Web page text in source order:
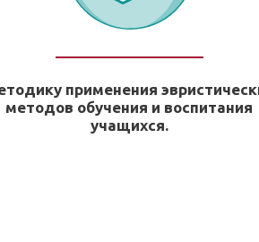
применения
методов обучения и воспитания
учащихся.